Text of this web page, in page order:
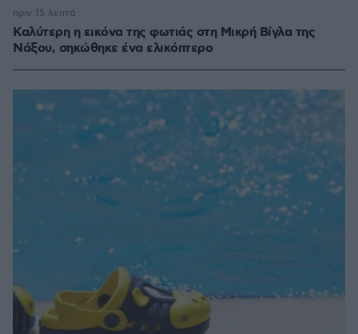
Καλύτερη η εικόνα της φωτιάς στη Μικρή Βίγλα της
Νάξου, σηκώθηκε ένα ελικόπτερο
πριν 15 λεπτά